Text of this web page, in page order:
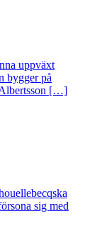
uppväxt
bygger på
Albertsson […]
sig med